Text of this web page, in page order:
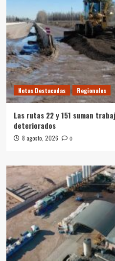
Notas Destacadas Regionales
Las rutas 22 y 151 suman
deteriorados
8 agosto, 2026 0